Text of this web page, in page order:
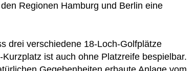
Regionen Hamburg und Berlin eine
drei verschiedene 18-Loch-Golfplätze
ist auch ohne Platzreife bespielbar.